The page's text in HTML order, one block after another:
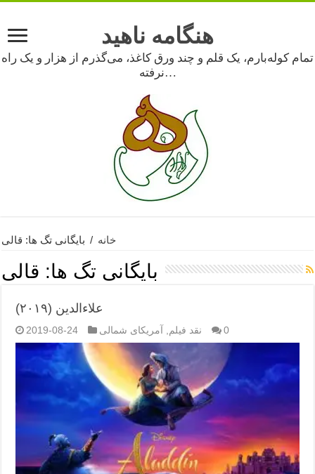
هنگامه ناهید
تمام کوله‌بارم، یک قلم و چند ورق کاغذ، می‌گذرم از هزار و یک راه
نرفته…
خانه / بایگانی تگ ها: قالی
بایگانی تگ ها: قالی
علاءالدین (۲۰۱۹)
2019-08-24 نقد فیلم آمریکای شمالی 0